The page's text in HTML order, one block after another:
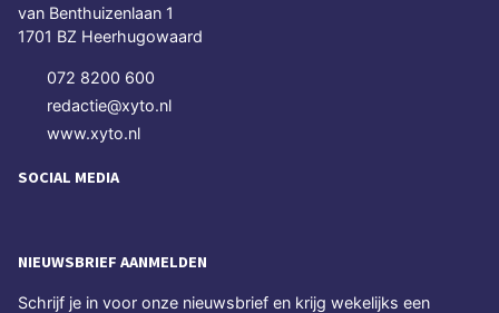
van Benthuizenlaan 1
1701 BZ Heerhugowaard
072 8200 600
redactie@xyto.nl
www.xyto.nl
SOCIAL MEDIA
NIEUWSBRIEF AANMELDEN
Schrijf je in voor onze nieuwsbrief en krijg wekelijks een